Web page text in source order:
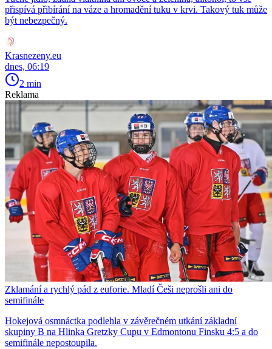
přispívá přibírání na váze a hromadění tuku v krvi. Takový tuk může
být nebezpečný.
Krasnezeny.eu
dnes, 06:19
2 min
Reklama
Zklamání a rychlý pád z euforie. Mladí Češi neprošli ani do
semifinále
Hokejová osmnáctka podlehla v závěrečném utkání základní
skupiny B na Hlinka Gretzky Cupu v Edmontonu Finsku 4:5 a do
semifinále nepostoupila.